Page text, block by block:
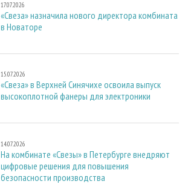
17.07.2026
«Свеза» назначила нового директора комбината
в Новаторе
15.07.2026
«Свеза» в Верхней Синячихе освоила выпуск
высокоплотной фанеры для электроники
14.07.2026
На комбинате «Свезы» в Петербурге внедряют
цифровые решения для повышения
безопасности производства